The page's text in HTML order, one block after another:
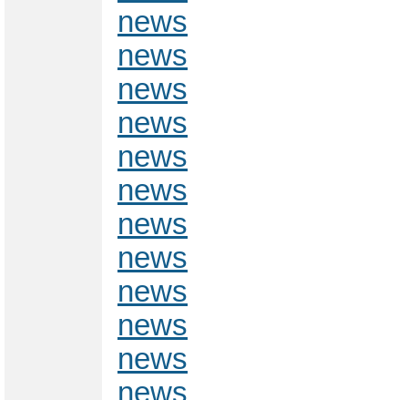
news
news
news
news
news
news
news
news
news
news
news
news